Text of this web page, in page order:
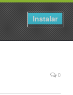
Instalar
0